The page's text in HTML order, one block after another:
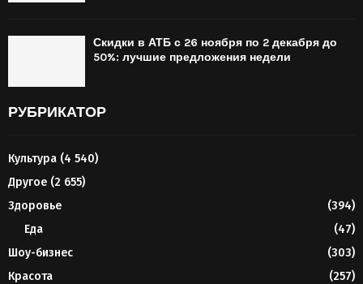
Скидки в АТБ с 26 ноября по 2 декабря до
50%: лучшие предложения недели
РУБРИКАТОР
Культура (4 540)
Другое (2 655)
Здоровье
(394)
Еда
(47)
Шоу-бизнес
(303)
Красота
(257)